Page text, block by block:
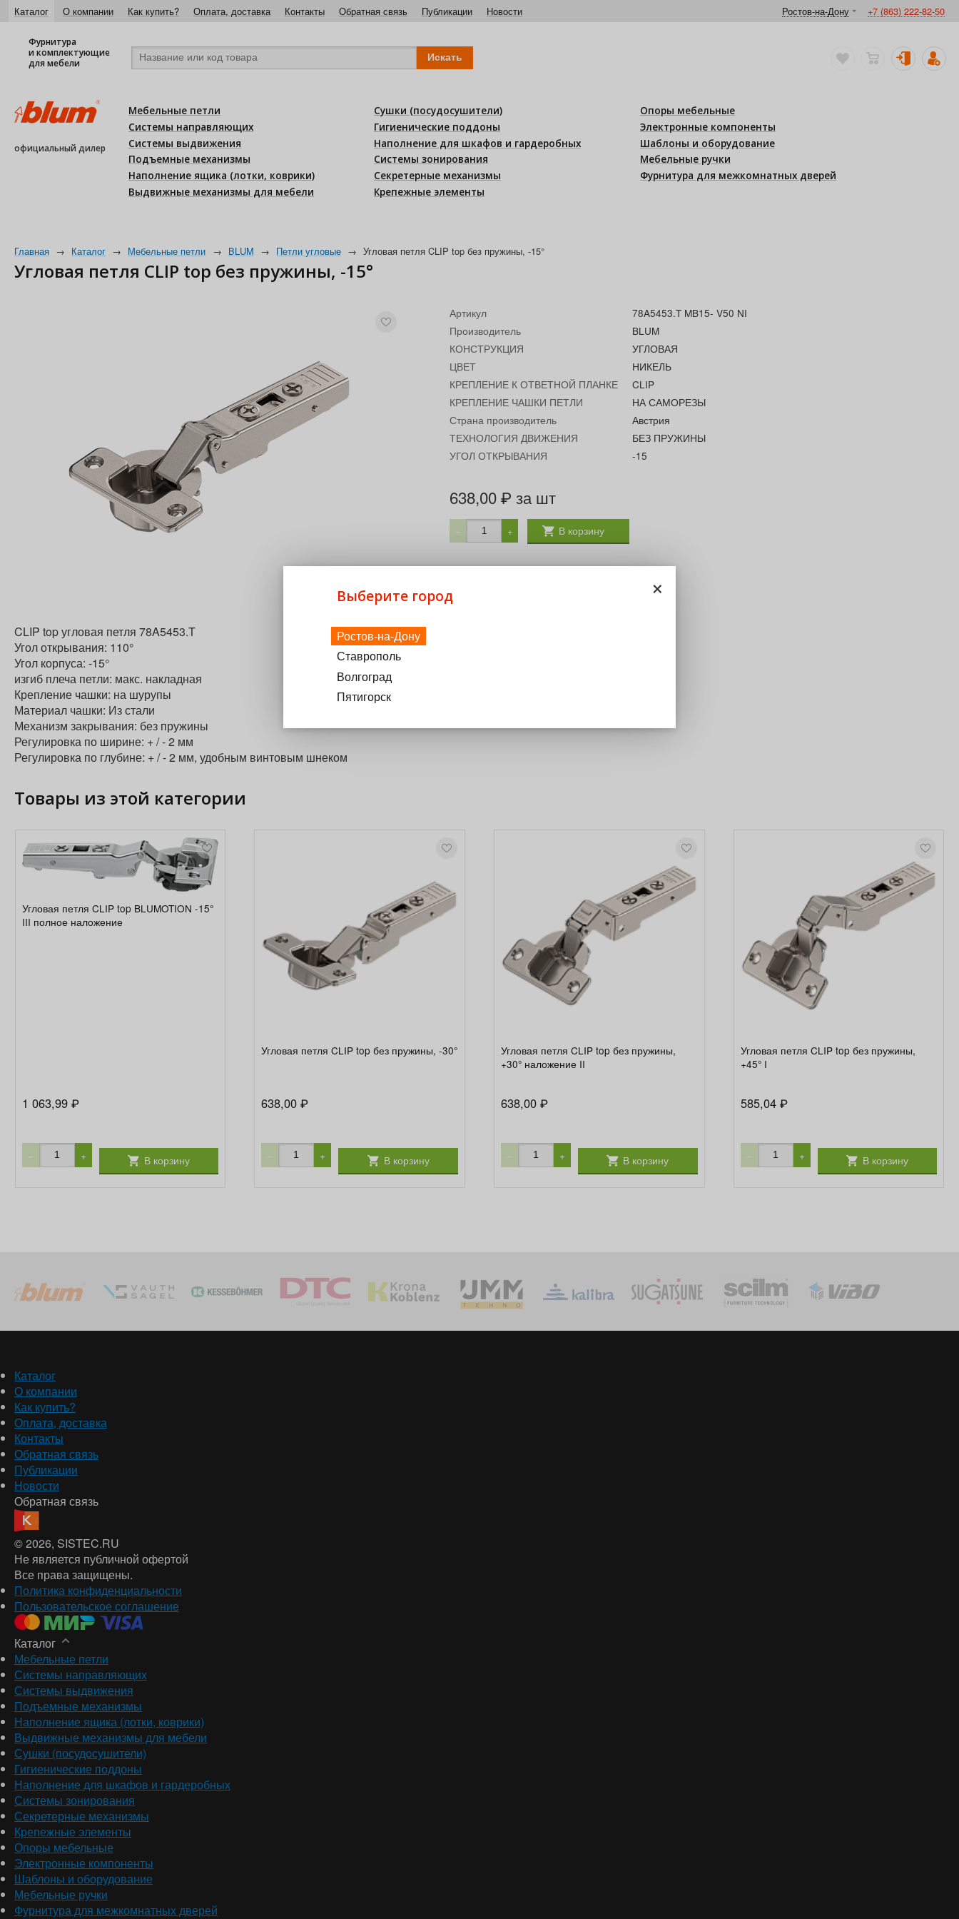
Каталог О компании Как купить? Оплата, доставка Контакты Обратная связь Публикации Новости Ростов-на-Дону +7 (863) 222-82-50
Фурнитура
и комплектующие
для мебели
официальный дилер
Мебельные петли
Системы направляющих
Системы выдвижения
Подъемные механизмы
Наполнение ящика (лотки, коврики)
Выдвижные механизмы для мебели
Сушки (посудосушители)
Гигиенические поддоны
Наполнение для шкафов и гардеробных
Системы зонирования
Секретерные механизмы
Крепежные элементы
Опоры мебельные
Электронные компоненты
Шаблоны и оборудование
Мебельные ручки
Фурнитура для межкомнатных дверей
Главная → Каталог → Мебельные петли → BLUM → Петли угловые → Угловая петля CLIP top без пружины, -15°
Угловая петля CLIP top без пружины, -15°
Артикул
78A5453.T MB15- V50 NI
Производитель
BLUM
КОНСТРУКЦИЯ
УГЛОВАЯ
ЦВЕТ
НИКЕЛЬ
КРЕПЛЕНИЕ К ОТВЕТНОЙ ПЛАНКЕ
CLIP
КРЕПЛЕНИЕ ЧАШКИ ПЕТЛИ
НА САМОРЕЗЫ
Страна производитель
Австрия
ТЕХНОЛОГИЯ ДВИЖЕНИЯ
БЕЗ ПРУЖИНЫ
УГОЛ ОТКРЫВАНИЯ
-15
638,00 ₽ за шт
− + В корзину
CLIP top угловая петля 78A5453.T
Угол открывания: 110°
Угол корпуса: -15°
изгиб плеча петли: макс. накладная
Крепление чашки: на шурупы
Материал чашки: Из стали
Механизм закрывания: без пружины
Регулировка по ширине: + / - 2 мм
Регулировка по глубине: + / - 2 мм, удобным винтовым шнеком
Товары из этой категории
Угловая петля CLIP top BLUMOTION -15°
III полное наложение
1 063,99 ₽
− + В корзину
Угловая петля CLIP top без пружины, -30°
638,00₽
− + В корзину
Угловая петля CLIP top без пружины,
+30° наложение II
638,00₽
− + В корзину
Угловая петля CLIP top без пружины,
+45° I
585,04 ₽
− + В корзину
Каталог
О компании
Как купить?
Оплата, доставка
Контакты
Обратная связь
Публикации
Новости
Обратная связь
© 2026, SISTEC.RU
Не является публичной офертой
Все права защищены.
Политика конфиденциальности
Пользовательское соглашение
Каталог
Мебельные петли
Системы направляющих
Системы выдвижения
Подъемные механизмы
Наполнение ящика (лотки, коврики)
Выдвижные механизмы для мебели
Сушки (посудосушители)
Гигиенические поддоны
Наполнение для шкафов и гардеробных
Системы зонирования
Секретерные механизмы
Крепежные элементы
Опоры мебельные
Электронные компоненты
Шаблоны и оборудование
Мебельные ручки
Фурнитура для межкомнатных дверей
×
Выберите город
Ростов-на-Дону
Ставрополь
Волгоград
Пятигорск